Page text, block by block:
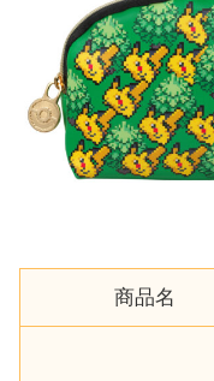
商品名